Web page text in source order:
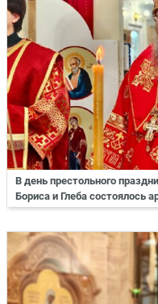
В день престольного
Бориса и Глеба состоялось